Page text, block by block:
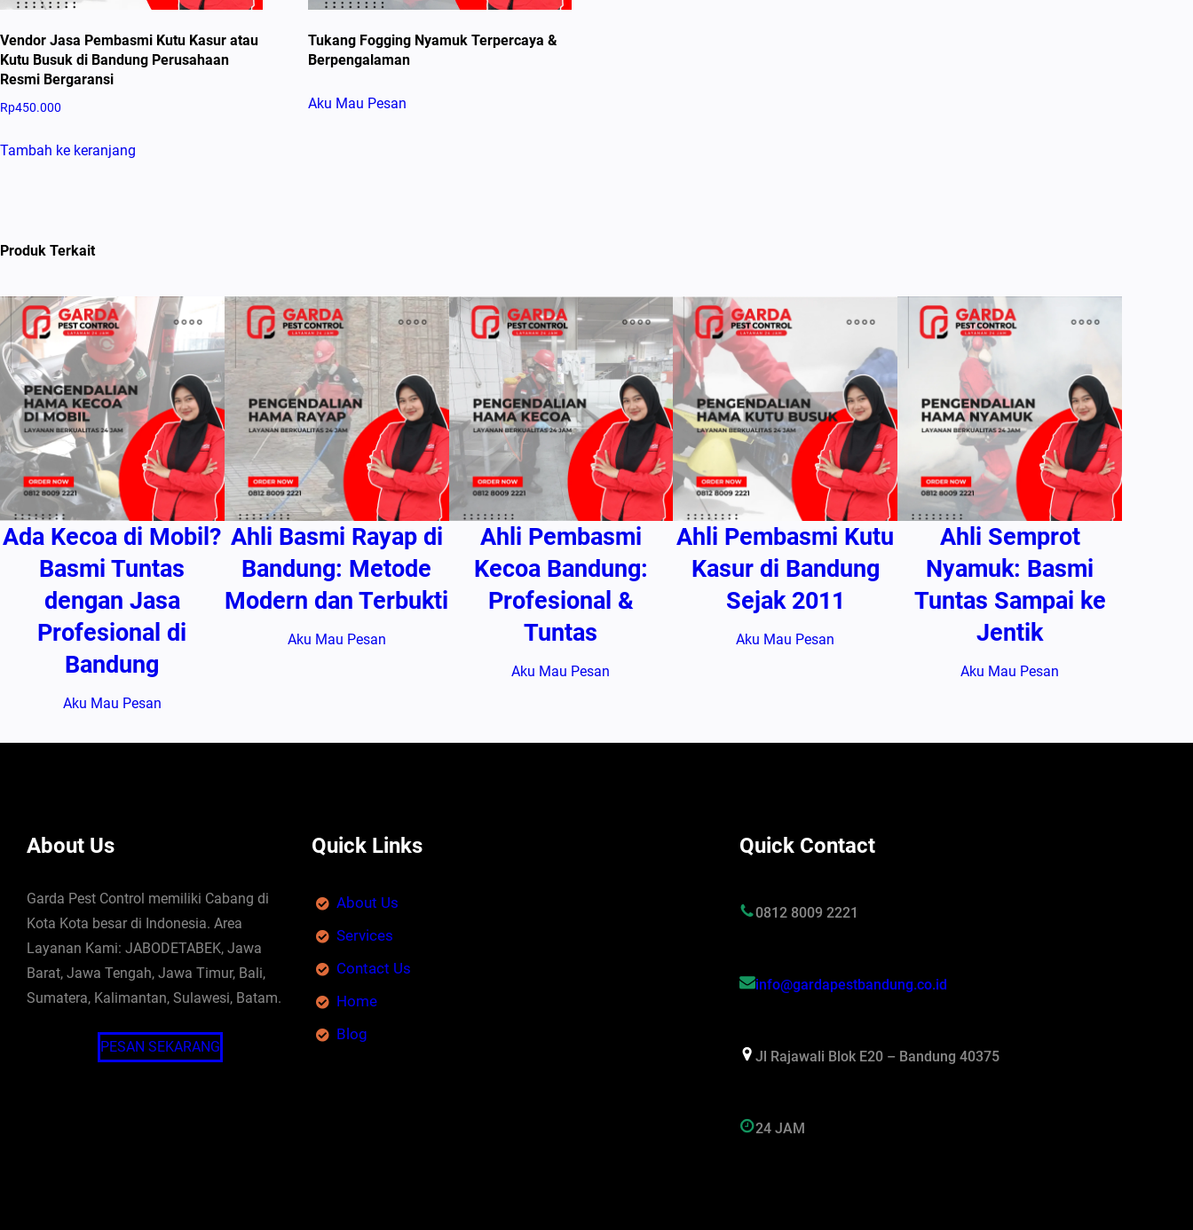
Vendor Jasa Pembasmi Kutu Kasur atau
Kutu Busuk di Bandung Perusahaan
Resmi Bergaransi
Rp450.000
Tambah ke keranjang
Tukang Fogging Nyamuk Terpercaya &
Berpengalaman
Aku Mau Pesan
Produk Terkait
Ada Kecoa di Mobil?
Basmi Tuntas
dengan Jasa
Profesional di
Bandung
Aku Mau Pesan
Ahli Basmi Rayap di
Bandung: Metode
Modern dan Terbukti
Aku Mau Pesan
Ahli Pembasmi
Kecoa Bandung:
Profesional &
Tuntas
Aku Mau Pesan
Ahli Pembasmi Kutu
Kasur di Bandung
Sejak 2011
Aku Mau Pesan
Ahli Semprot
Nyamuk: Basmi
Tuntas Sampai ke
Jentik
Aku Mau Pesan
About Us
Garda Pest Control memiliki Cabang di
Kota Kota besar di Indonesia. Area
Layanan Kami: JABODETABEK, Jawa
Barat, Jawa Tengah, Jawa Timur, Bali,
Sumatera, Kalimantan, Sulawesi, Batam.
PESAN SEKARANG
Quick Links
About Us
Services
Contact Us
Home
Blog
Quick Contact
0812 8009 2221
info@gardapestbandung.co.id
Jl Rajawali Blok E20 – Bandung 40375
24 JAM